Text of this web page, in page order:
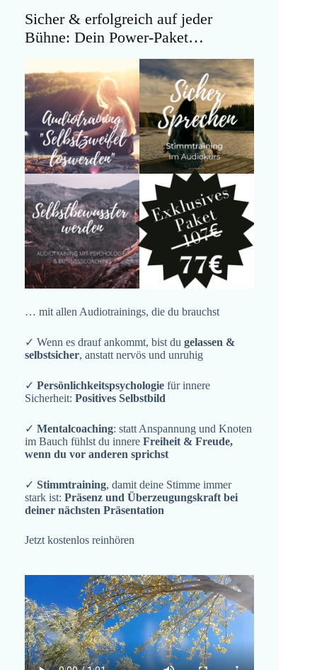
Sicher & erfolgreich auf jeder
Bühne: Dein Power-Paket…
… mit allen Audiotrainings, die du brauchst
✓ Wenn es drauf ankommt, bist du gelassen &
selbstsicher, anstatt nervös und unruhig
✓ Persönlichkeitspsychologie für innere
Sicherheit: Positives Selbstbild
✓ Mentalcoaching: statt Anspannung und Knoten
im Bauch fühlst du innere Freiheit & Freude,
wenn du vor anderen sprichst
✓ Stimmtraining, damit deine Stimme immer
stark ist: Präsenz und Überzeugungskraft bei
deiner nächsten Präsentation
Jetzt kostenlos reinhören